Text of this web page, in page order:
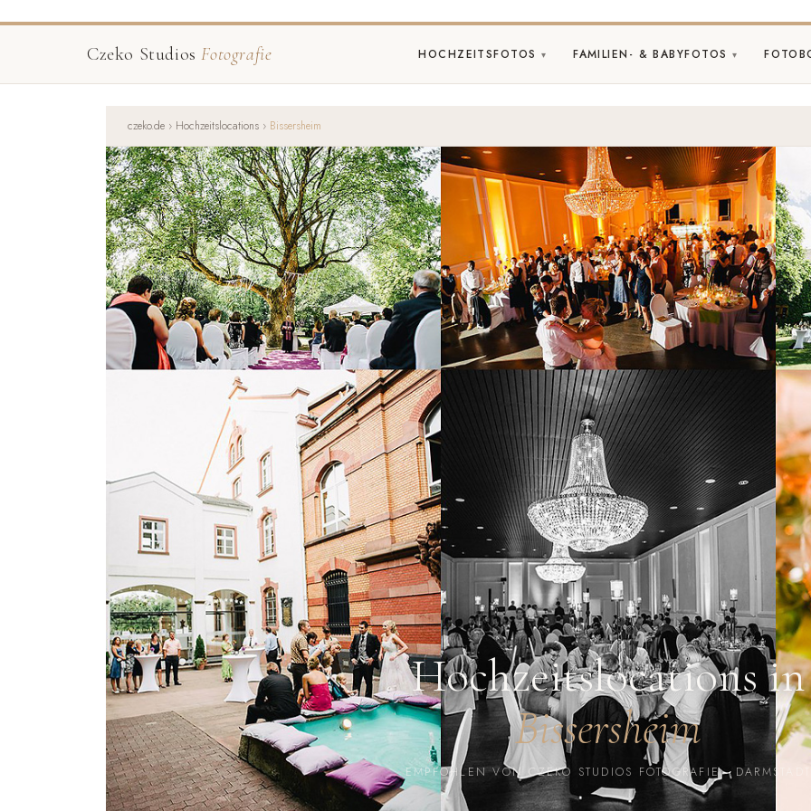
Czeko StudiosFotografie HOCHZEITSFOTOS FAMILIEN- & BABYFOTOS
czeko.de › Hochzeitslocations › Bissersheim
Hochzeitslocations in
Bissersheim
EMPFOHLEN VON CZEKO STUDIOS FOTOGRAFIE · DARMSTADT